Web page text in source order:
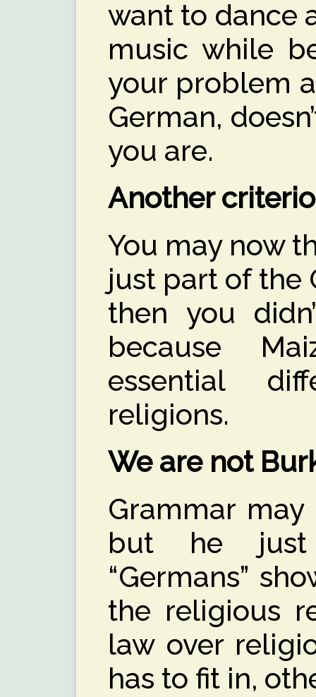
want to dance
music while
your problem
German,
you are.
Another
You may now
just part of the
then you
because
essential
religions.
We are not
Grammar
but he
“Germans”
the religious
law over
has to fit in,